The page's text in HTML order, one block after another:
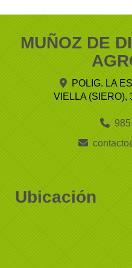
MUÑOZ DE
POLIG. LA
VIELLA (SIERO),
contacto
Ubicación